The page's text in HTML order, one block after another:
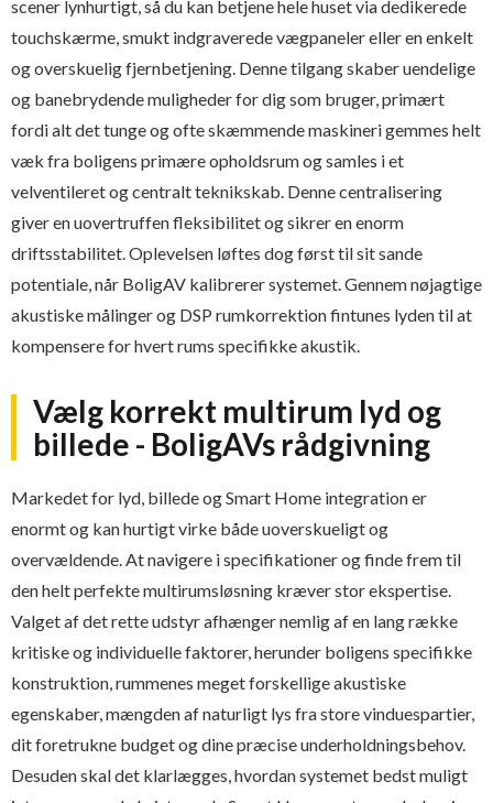
scener lynhurtigt, så du kan betjene hele huset via dedikerede
touchskærme, smukt indgraverede vægpaneler eller en enkelt
og overskuelig fjernbetjening. Denne tilgang skaber uendelige
og banebrydende muligheder for dig som bruger, primært
fordi alt det tunge og ofte skæmmende maskineri gemmes helt
væk fra boligens primære opholdsrum og samles i et
velventileret og centralt teknikskab. Denne centralisering
giver en uovertruffen fleksibilitet og sikrer en enorm
driftsstabilitet. Oplevelsen løftes dog først til sit sande
potentiale, når BoligAV kalibrerer systemet. Gennem nøjagtige
akustiske målinger og DSP rumkorrektion fintunes lyden til at
kompensere for hvert rums specifikke akustik.
Vælg korrekt multirum lyd og
billede - BoligAVs rådgivning
Markedet for lyd, billede og Smart Home integration er
enormt og kan hurtigt virke både uoverskueligt og
overvældende. At navigere i specifikationer og finde frem til
den helt perfekte multirumsløsning kræver stor ekspertise.
Valget af det rette udstyr afhænger nemlig af en lang række
kritiske og individuelle faktorer, herunder boligens specifikke
konstruktion, rummenes meget forskellige akustiske
egenskaber, mængden af naturligt lys fra store vinduespartier,
dit foretrukne budget og dine præcise underholdningsbehov.
Desuden skal det klarlægges, hvordan systemet bedst muligt